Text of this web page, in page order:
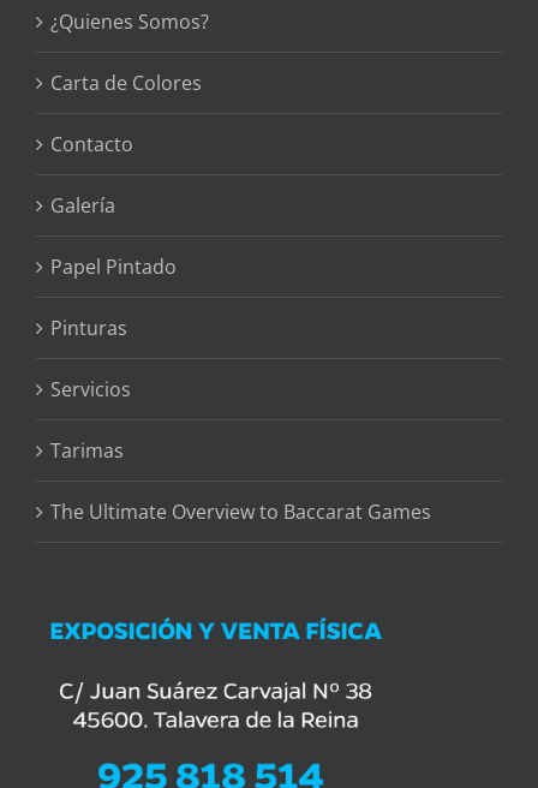
¿Quienes Somos?
Carta de Colores
Contacto
Galería
Papel Pintado
Pinturas
Servicios
Tarimas
The Ultimate Overview to Baccarat Games